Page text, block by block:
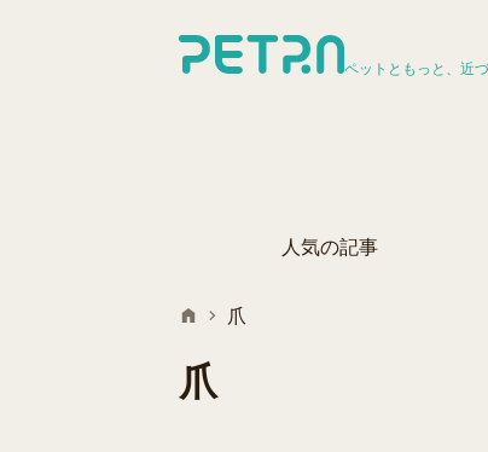
ペットともっと、近
人気の記事
爪
爪